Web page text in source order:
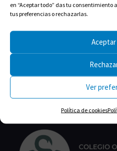
en “Aceptar todo” das tu consentimiento
tus preferencias o rechazarlas.
Ver
Política de cookies